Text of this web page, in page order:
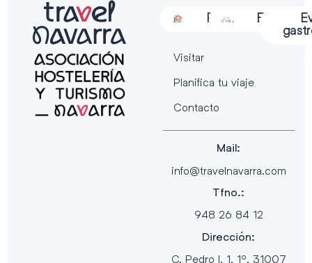
Alojamiento
Restauración
Actividades
Visitar
Planifica tu viaje
Contacto
Mail:
info@travelnavarra.com
Tfno.:
948 26 84 12
Dirección:
C. Pedro I, 1, 1º, 31007